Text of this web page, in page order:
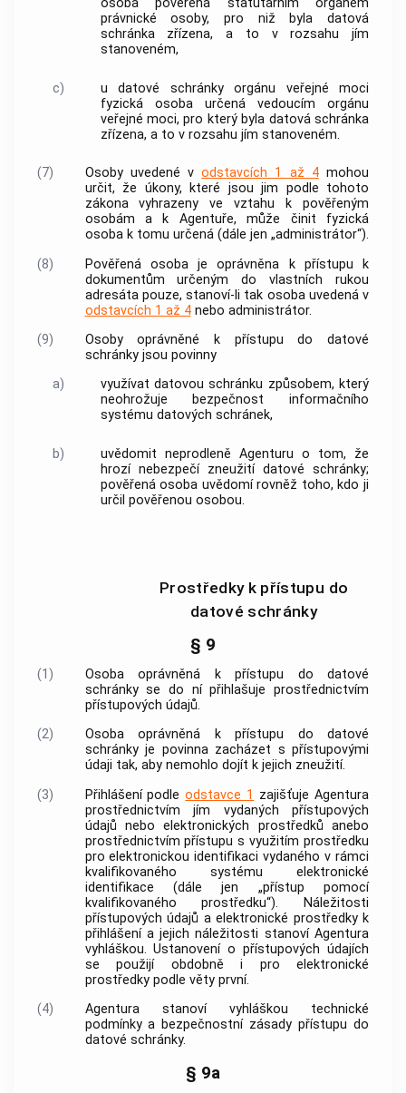
osoba pověřená statutárním orgánem
právnické osoby, pro niž byla datová
schránka zřízena, a to v rozsahu jím
stanoveném,
c)
u datové schránky orgánu veřejné moci
fyzická osoba určená vedoucím orgánu
veřejné moci, pro který byla datová schránka
zřízena, a to v rozsahu jím stanoveném.
(7) Osoby uvedené vodstavcích 1 až 4mohou
určit, že úkony, které jsou jim podle tohoto
zákona vyhrazeny ve vztahu k pověřeným
osobám a k Agentuře, může činit fyzická
osoba k tomu určená (dále jen „administrátor“).
(8)
Pověřená osoba je oprávněna k přístupu k
dokumentům určeným do vlastních rukou
adresáta pouze, stanoví-li tak osoba uvedená v
odstavcích 1 až 4nebo administrátor.
(9)
Osoby oprávněné k přístupu do datové
schránky jsou povinny
a)
využívat datovou schránku způsobem, který
neohrožuje bezpečnost informačního
systému datových schránek,
b)
uvědomit neprodleně Agenturu o tom, že
hrozí nebezpečí zneužití datové schránky;
pověřená osoba uvědomí rovněž toho, kdo ji
určil pověřenou osobou.
Prostředky k přístupu do
datové schránky
§ 9
(1)
Osoba oprávněná k přístupu do datové
schránky se do ní přihlašuje prostřednictvím
přístupových údajů.
(2)
Osoba oprávněná k přístupu do datové
schránky je povinna zacházet s přístupovými
údaji tak, aby nemohlo dojít k jejich zneužití.
(3)
Přihlášení podleodstavce 1 zajišťuje Agentura
prostřednictvím jím vydaných přístupových
údajů nebo elektronických prostředků anebo
prostřednictvím přístupu s využitím prostředku
pro elektronickou identifikaci vydaného v rámci
kvalifikovaného systému elektronické
identifikace (dále jen „přístup pomocí
kvalifikovaného prostředku“). Náležitosti
přístupových údajů a elektronické prostředky k
přihlášení a jejich náležitosti stanoví Agentura
vyhláškou. Ustanovení o přístupových údajích
se použijí obdobně i pro elektronické
prostředky podle věty první.
(4)
Agentura stanoví vyhláškou technické
podmínky a bezpečnostní zásady přístupu do
datové schránky.
§ 9a